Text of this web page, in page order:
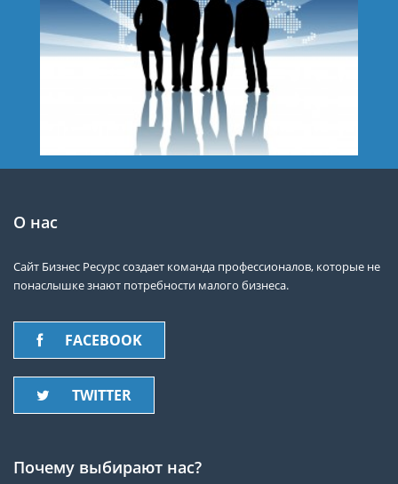
О нас
Сайт Бизнес Ресурс создает команда профессионалов, которые не
понаслышке знают потребности малого бизнеса.
FACEBOOK
TWITTER
Почему выбирают нас?